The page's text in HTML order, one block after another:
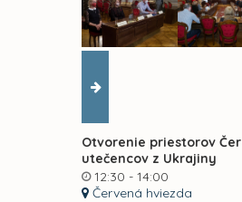
Otvorenie priestorov
utečencov z Ukrajiny
12:30 - 14:00
Červená hviezda